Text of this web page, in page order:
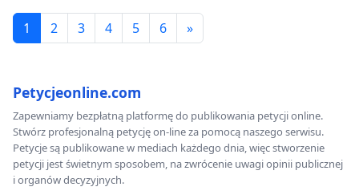
1 2 3 4 5 6 »
Petycjeonline.com
Zapewniamy bezpłatną platformę do publikowania petycji online.
Stwórz profesjonalną petycję on-line za pomocą naszego serwisu.
Petycje są publikowane w mediach każdego dnia, więc stworzenie
petycji jest świetnym sposobem, na zwrócenie uwagi opinii publicznej
i organów decyzyjnych.